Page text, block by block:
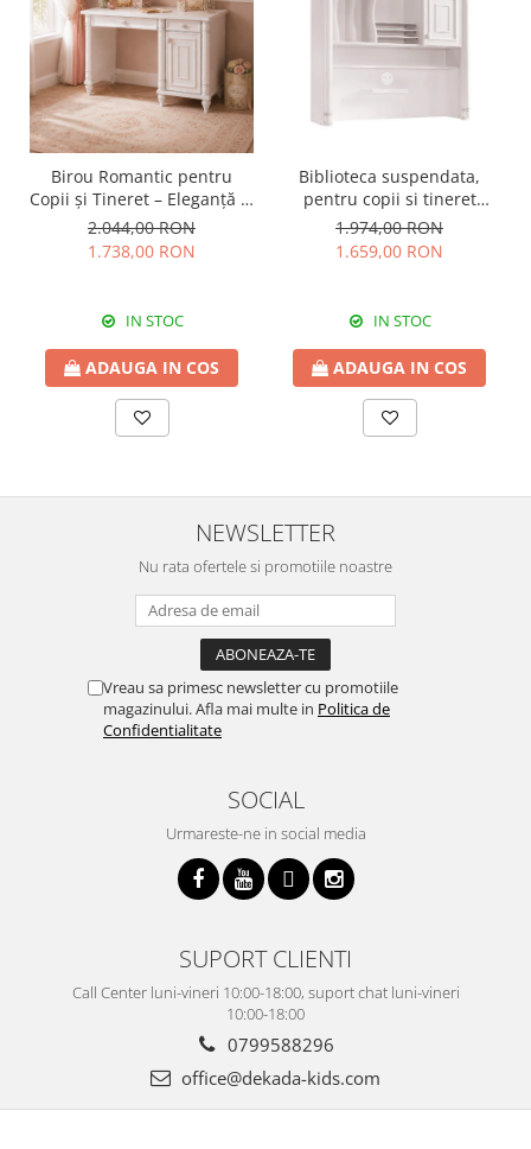
Birou Romantic pentru
Copii și Tineret – Eleganță și
Funcționalitate, 117x62x75
cm
2.044,00 RON
1.738,00 RON
IN STOC
ADAUGA IN COS
Biblioteca suspendata,
pentru copii si tineret
Colectia Romantic,
117x37x119 cm
1.974,00 RON
1.659,00 RON
IN STOC
ADAUGA IN COS
NEWSLETTER
Nu rata ofertele si promotiile noastre
Vreau sa primesc newsletter cu promotiile
magazinului. Afla mai multe in Politica de
Confidentialitate
SOCIAL
Urmareste-ne in social media
SUPORT CLIENTI
Call Center luni-vineri 10:00-18:00, suport chat luni-vineri
10:00-18:00
0799588296
office@dekada-kids.com